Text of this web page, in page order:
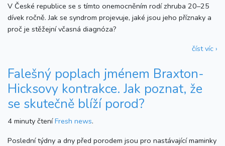
V České republice se s tímto onemocněním rodí zhruba 20–25
dívek ročně. Jak se syndrom projevuje, jaké jsou jeho příznaky a
proč je stěžejní včasná diagnóza?
číst víc ›
Falešný poplach jménem Braxton-
Hicksovy kontrakce. Jak poznat, že
se skutečně blíží porod?
4 minuty čtení Fresh news.
Poslední týdny a dny před porodem jsou pro nastávající maminky